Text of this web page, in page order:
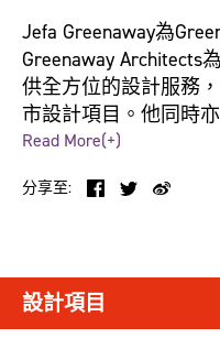
Jefa Greenaway為
Greenaway Architects
供全方位的設計服務
市設計項目。他同時
當地原住民的課程發展
Greenaway的工作項目
Centre及大學的新學
的Ngarara Place項目
的澳洲展館中展出。
Read More(+)
分享至:
設計項目